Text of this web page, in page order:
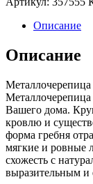
Line
Металлочерепица
0,45
PE
6019
бело-
зеленый
Описание
Описание
Вашего дома.
кровлю и
форма гребня
мягкие и ровные
схожесть с
выразительным и